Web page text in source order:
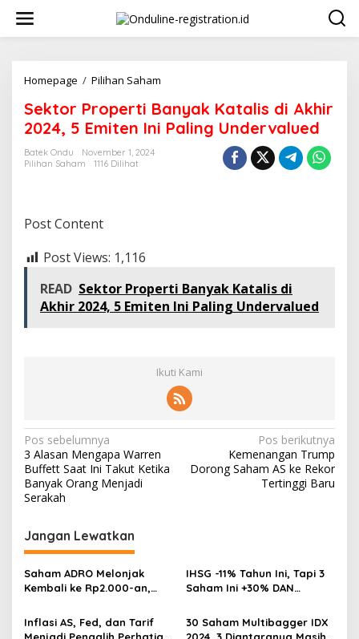
konten
Homepage / Pilihan Saham
Banyak
Katalis
di
Sektor Properti Banyak Katalis di Akhir
2024, 5 Emiten Ini Paling Undervalued
Batek Ondu
November 1, 2024
Pilihan Saham
1116 Dilihat
Post Content
Post Views: 1,116
READ Sektor Properti Banyak Katalis di
Akhir 2024, 5 Emiten Ini Paling Undervalued
Ikuti Kami
Navigasi
pos
Pos sebelumnya
3 Alasan Mengapa Warren
Buffett Saat Ini Takut Ketika
Banyak Orang Menjadi
Serakah
Pos berikutnya
Kemenangan Trump
Dorong Saham AS ke Rekor
Tertinggi Baru
Jangan Lewatkan
Saham ADRO Melonjak
Kembali ke Rp2.000-an,
Prospeknya
IHSG -11% Tahun Ini, Tapi 3
Saham Ini +30% DAN
Multibagger?
Inflasi AS, Fed, dan Tarif
Menjadi Pengalih Perhatian
30 Saham Multibagger IDX
2024, 3 Diantaranya Masih